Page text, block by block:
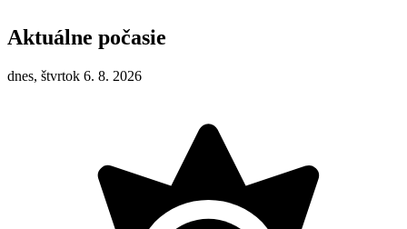
Aktuálne počasie
dnes, štvrtok 6. 8. 2026